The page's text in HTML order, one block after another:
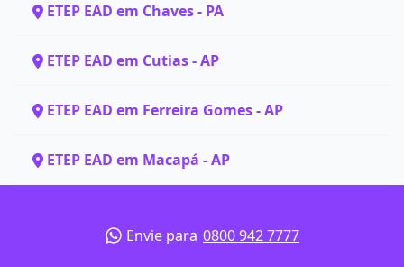
ETEP EAD em Chaves - PA
ETEP EAD em Cutias - AP
ETEP EAD em Ferreira Gomes - AP
ETEP EAD em Macapá - AP
Envie para 0800 942 7777